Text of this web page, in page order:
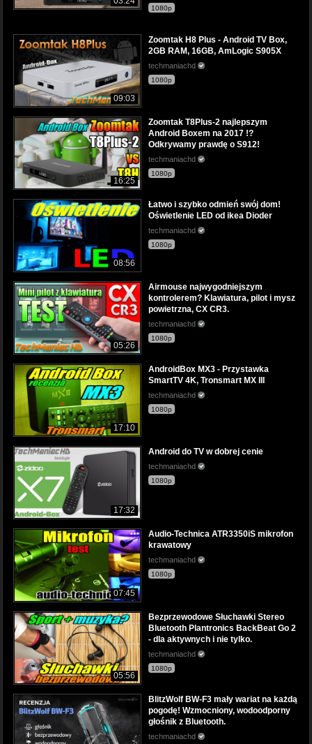
1080p
09:03
Zoomtak H8 Plus - Android TV Box,
2GB RAM, 16GB, AmLogic S905X
techmaniachd
1080p
16:25
Zoomtak T8Plus-2 najlepszym
Android Boxem na 2017 !?
Odkrywamy prawdę o S912!
techmaniachd
1080p
08:56
Łatwo i szybko odmień swój dom!
Oświetlenie LED od ikea Dioder
techmaniachd
1080p
05:26
Airmouse najwygodniejszym
kontrolerem? Klawiatura, pilot i mysz
powietrzna, CX CR3.
techmaniachd
1080p
17:10
AndroidBox MX3 - Przystawka
SmartTV 4K, Tronsmart MX III
techmaniachd
1080p
17:32
Android do TV w dobrej cenie
techmaniachd
1080p
07:45
Audio-Technica ATR3350iS mikrofon
krawatowy
techmaniachd
1080p
05:56
Bezprzewodowe Słuchawki Stereo
Bluetooth Plantronics BackBeat Go 2
- dla aktywnych i nie tylko.
techmaniachd
1080p
BlitzWolf BW-F3 mały wariat na każdą
pogodę! Wzmocniony, wodoodporny
głośnik z Bluetooth.
techmaniachd